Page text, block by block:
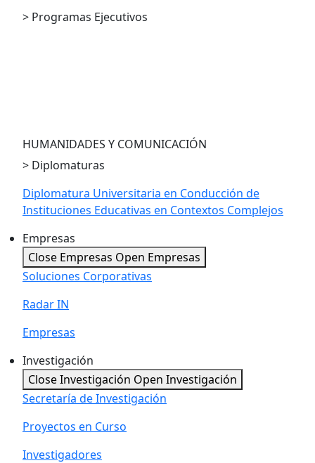
> Programas Ejecutivos
HUMANIDADES Y COMUNICACIÓN
> Diplomaturas
Diplomatura Universitaria en Conducción de
Instituciones Educativas en Contextos Complejos
Empresas
Close Empresas Open Empresas
Soluciones Corporativas
Radar IN
Empresas
Investigación
Close Investigación Open Investigación
Secretaría de Investigación
Proyectos en Curso
Investigadores